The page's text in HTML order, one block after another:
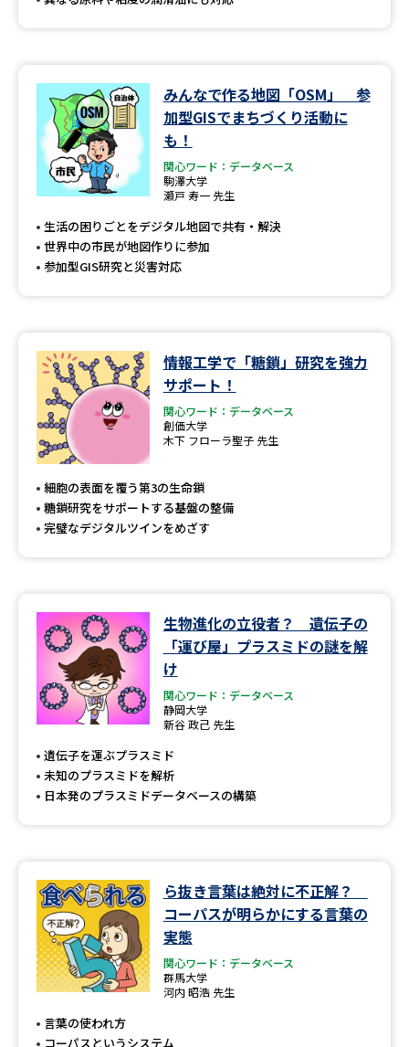
お支払いサイト
特定商取引表記
テレメール進学カタログ
みんなで作る地図「OSM」 参
加型GISでまちづくり活動に
も！
関心ワード：データベース
駒澤大学
瀬戸 寿一 先生
生活の困りごとをデジタル地図で共有・解決
世界中の市民が地図作りに参加
参加型GIS研究と災害対応
情報工学で「糖鎖」研究を強力
サポート！
関心ワード：データベース
創価大学
木下 フローラ聖子 先生
細胞の表面を覆う第3の生命鎖
糖鎖研究をサポートする基盤の整備
完璧なデジタルツインをめざす
生物進化の立役者？ 遺伝子の
「運び屋」プラスミドの謎を解
け
関心ワード：データベース
静岡大学
新谷 政己 先生
遺伝子を運ぶプラスミド
未知のプラスミドを解析
日本発のプラスミドデータベースの構築
ら抜き言葉は絶対に不正解？
コーパスが明らかにする言葉の
実態
関心ワード：データベース
群馬大学
河内 昭浩 先生
言葉の使われ方
コーパスというシステム